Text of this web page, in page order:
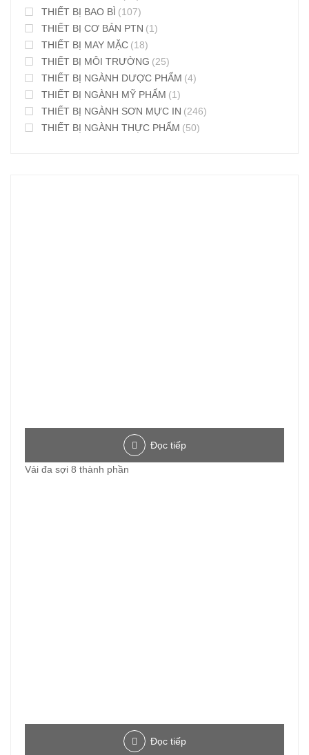
THIẾT BỊ BAO BÌ (107)
THIẾT BỊ CƠ BẢN PTN (1)
THIẾT BỊ MAY MẶC (18)
THIẾT BỊ MÔI TRƯỜNG (25)
THIẾT BỊ NGÀNH DƯỢC PHẨM (4)
THIẾT BỊ NGÀNH MỸ PHẨM (1)
THIẾT BỊ NGÀNH SƠN MỰC IN (246)
THIẾT BỊ NGÀNH THỰC PHẨM (50)
Đọc tiếp
Vải đa sợi 8 thành phần
Đọc tiếp